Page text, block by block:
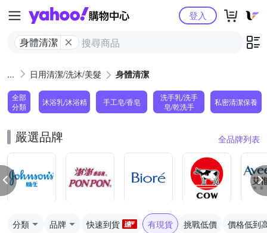
Yahoo購物中心
身體清潔
登入
日用清潔/洗沐/美髮 身體清潔
全部
分類
沐浴乳/沐浴精 手工皂/香皂
洗手乳/洗手
皂/乾洗手
私密清潔保養
嚴選品牌 全品牌列表
分類 品牌 快速到貨 有現貨 挑戰低價 價格低到